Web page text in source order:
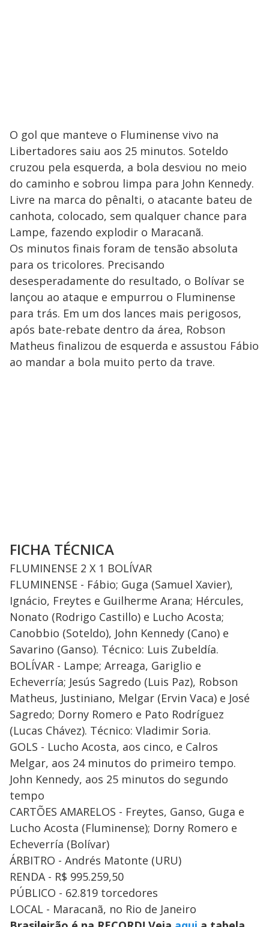
O gol que manteve o Fluminense vivo na
Libertadores saiu aos 25 minutos. Soteldo
cruzou pela esquerda, a bola desviou no meio
do caminho e sobrou limpa para John Kennedy.
Livre na marca do pênalti, o atacante bateu de
canhota, colocado, sem qualquer chance para
Lampe, fazendo explodir o Maracanã.
Os minutos finais foram de tensão absoluta
para os tricolores. Precisando
desesperadamente do resultado, o Bolívar se
lançou ao ataque e empurrou o Fluminense
para trás. Em um dos lances mais perigosos,
após bate-rebate dentro da área, Robson
Matheus finalizou de esquerda e assustou Fábio
ao mandar a bola muito perto da trave.
FICHA TÉCNICA
FLUMINENSE 2 X 1 BOLÍVAR
FLUMINENSE - Fábio; Guga (Samuel Xavier),
Ignácio, Freytes e Guilherme Arana; Hércules,
Nonato (Rodrigo Castillo) e Lucho Acosta;
Canobbio (Soteldo), John Kennedy (Cano) e
Savarino (Ganso). Técnico: Luis Zubeldía.
BOLÍVAR - Lampe; Arreaga, Gariglio e
Echeverría; Jesús Sagredo (Luis Paz), Robson
Matheus, Justiniano, Melgar (Ervin Vaca) e José
Sagredo; Dorny Romero e Pato Rodríguez
(Lucas Chávez). Técnico: Vladimir Soria.
GOLS - Lucho Acosta, aos cinco, e Calros
Melgar, aos 24 minutos do primeiro tempo.
John Kennedy, aos 25 minutos do segundo
tempo
CARTÕES AMARELOS - Freytes, Ganso, Guga e
Lucho Acosta (Fluminense); Dorny Romero e
Echeverría (Bolívar)
ÁRBITRO - Andrés Matonte (URU)
RENDA - R$ 995.259,50
PÚBLICO - 62.819 torcedores
LOCAL - Maracanã, no Rio de Janeiro